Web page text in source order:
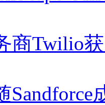
商Twilio
Sandforce